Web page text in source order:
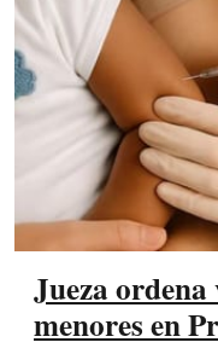
Jueza
menores en